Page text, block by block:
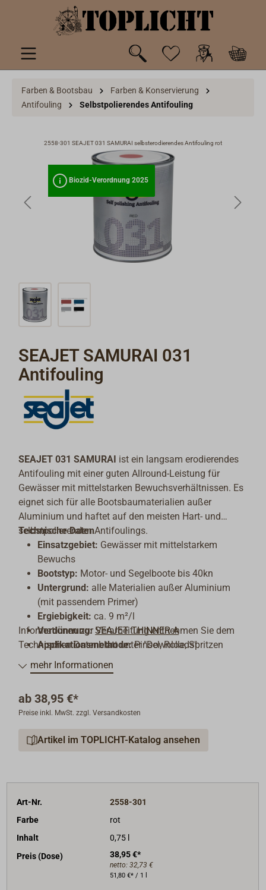
springen
Farben & Bootsbau
Farben & Konservierung
Antifouling
Selbstpolierendes Antifouling
Biozid-Verordnung 2025
2558-301 SEAJET 031 SAMURAI selbsterodierendes Antifouling rot
Biozid-Verordnung 2025
SEAJET SAMURAI 031
Antifouling
SEAJET 031 SAMURAI ist ein langsam erodierendes
Antifouling mit einer guten Allround-Leistung für
Gewässer mit mittelstarken Bewuchsverhältnissen. Es
eignet sich für alle Bootsbaumaterialien außer
Aluminium und haftet auf den meisten Hart- und
selbstpolierenden Antifoulings.
Technische Daten
Einsatzgebiet: Gewässer mit mittelstarkem
Bewuchs
Bootstyp: Motor- und Segelboote bis 40kn
Untergrund: alle Materialien außer Aluminium
(mit passendem Primer)
Ergiebigkeit: ca. 9 m²/l
Verdünnung: SEAJET THINNER A
Applikationsmethode:Pinsel, Rolle, Spritzen
Trocknungszeiten:
Überstreichbar: nach ca. 6 Stunden
Zuwasserlassen):
Informationen zur Verarbeitung entnehmen Sie dem
Technischen Datenblatt unter "Downloads".
mehr Informationen
ab 38,95 €*
Preise inkl. MwSt. zzgl. Versandkosten
Artikel im TOPLICHT-Katalog ansehen
Art-Nr.
2558-301
Farbe
rot
Inhalt
0,75 l
Preis (Dose)
38,95 €*
netto: 32,73 €
51,80 €* / 1 l